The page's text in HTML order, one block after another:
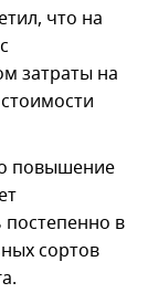
что на
затраты на
повышение
в
сортов